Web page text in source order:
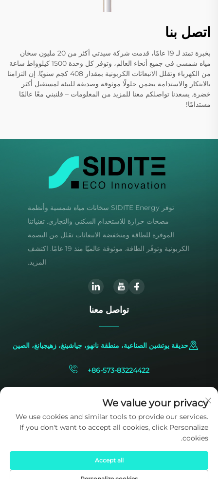
اتصل بنا
بخبرة تمتد لـ 19 عامًا، قدمت شركة سيدتي أكثر من 20 مليون سخان
مياه شمسي في جميع أنحاء العالم، وتوفر كل وحدة 1500 كيلوواط ساعة
من الكهرباء وتقلل الانبعاثات الكربونية بمقدار 408 كجم سنويًا. إن التزامنا
بالابتكار والاستدامة يضمن حلولًا موثوقة وصديقة للبيئة لمستقبل أكثر
خضرة. يسعدنا تواصلكم معنا للمزيد من المعلومات – فلنبني معًا عالمًا
مستدامًا!
توفر SIDITE Energy سخانات مياه شمسية وأنظمة
مضخات حرارة للاستخدام السكني والتجاري. تقنياتنا
الموفرة للطاقة ومنخفضة الانبعاثات تقلل من البصمة
الكربونية وتوفّر الطاقة. موثوقة عالميًا منذ 19 عامًا. اكتشف
المزيد.
تواصل معنا
حديقة يوتشين الصناعية، منطقة نانهو، جياشينغ، زهيجيانغ، الصين
+86-573-83224422
الخصوصية
We value your privacy
We use cookies and similar tools to provide our services.
If you don't want to accept all cookies, click Personalize
cookies.
Accept all